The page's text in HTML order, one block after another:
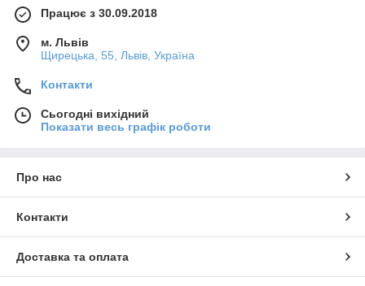
Працює з 30.09.2018
м. Львів
Щирецька, 55, Львів, Україна
Контакти
Сьогодні вихідний
Показати весь графік роботи
Про нас
Контакти
Доставка та оплата